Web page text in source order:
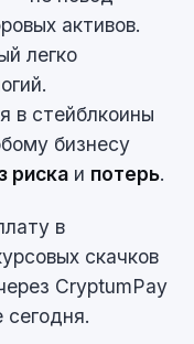
активов.
легко
в стейблкоины
бизнесу
риска и потерь.
в
скачков
CryptumPay